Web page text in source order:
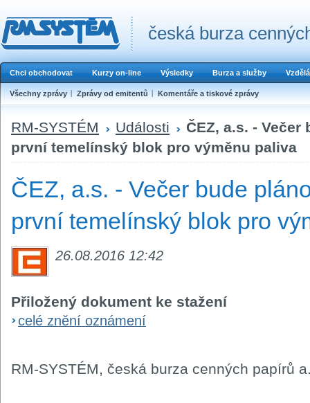
česká burza
Chci obchodovat Kurzy on-line Výsledky Burza a služby
Všechny zprávy Zprávy od emitentů Komentáře a tiskové zprávy
RM-SYSTÉM Události
ČEZ, a.s. -
první temelínský blok pro výměnu paliva
ČEZ, a.s. - Večer bude
první temelínský blok pro
26.08.2016 12:42
Přiložený dokument ke stažení
celé znění oznámení
RM-SYSTÉM, česká burza cenných papírů